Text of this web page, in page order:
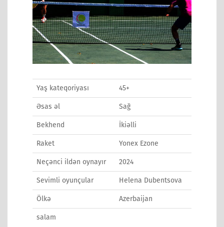
Yaş kateqoriyası 45+
Əsas əl Sağ
Bekhend İkiəlli
Raket Yonex Ezone
Neçənci ildən oynayır 2024
Sevimli oyunçular Helena Dubentsova
Ölkə Azerbaijan
salam